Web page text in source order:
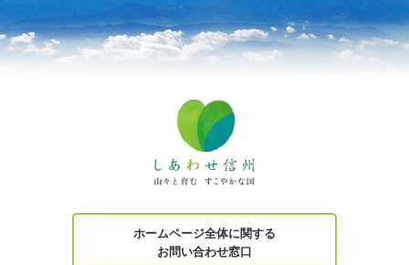
ホームページ全体に関する
お問い合わせ窓口